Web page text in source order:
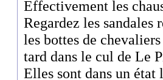
Effectivement les
Regardez les sandales
les bottes de
tard dans le cul de Le
Elles sont dans un état